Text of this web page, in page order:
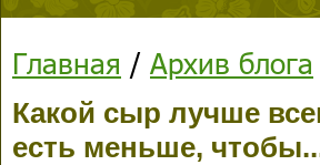
Главная / Архив блога
Какой сыр лучше
есть меньше,